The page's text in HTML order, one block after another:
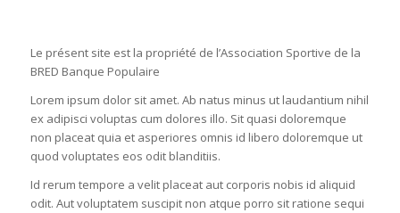
Le présent site est la propriété de l’Association Sportive de la
BRED Banque Populaire
Lorem ipsum dolor sit amet. Ab natus minus ut laudantium nihil
ex adipisci voluptas cum dolores illo. Sit quasi doloremque
non placeat quia et asperiores omnis id libero doloremque ut
quod voluptates eos odit blanditiis.
Id rerum tempore a velit placeat aut corporis nobis id aliquid
odit. Aut voluptatem suscipit non atque porro sit ratione sequi